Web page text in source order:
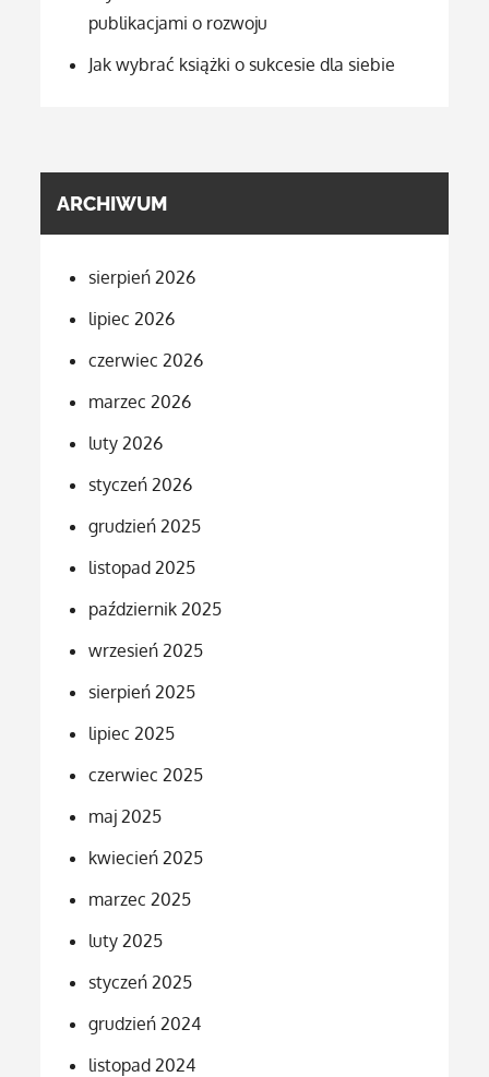
publikacjami o rozwoju
Jak wybrać książki o sukcesie dla siebie
ARCHIWUM
sierpień 2026
lipiec 2026
czerwiec 2026
marzec 2026
luty 2026
styczeń 2026
grudzień 2025
listopad 2025
październik 2025
wrzesień 2025
sierpień 2025
lipiec 2025
czerwiec 2025
maj 2025
kwiecień 2025
marzec 2025
luty 2025
styczeń 2025
grudzień 2024
listopad 2024